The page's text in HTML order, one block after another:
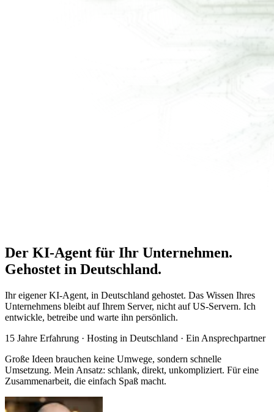
Der KI-Agent für Ihr Unternehmen.
Gehostet in Deutschland.
Ihr eigener KI-Agent, in Deutschland gehostet. Das Wissen Ihres
Unternehmens bleibt auf Ihrem Server, nicht auf US-Servern. Ich
entwickle, betreibe und warte ihn persönlich.
15 Jahre Erfahrung · Hosting in Deutschland · Ein Ansprechpartner
Große Ideen brauchen keine Umwege, sondern schnelle
Umsetzung. Mein Ansatz: schlank, direkt, unkompliziert. Für eine
Zusammenarbeit, die einfach Spaß macht.